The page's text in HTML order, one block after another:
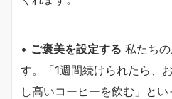
• ご褒美を設定する 私たち
す。「1週間続けられたら、
し高いコーヒーを飲む」と